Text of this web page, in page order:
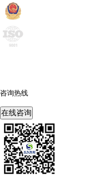
咨询热线
在线咨询